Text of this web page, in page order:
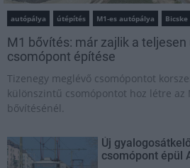
autópálya útépítés M1-es autópálya Bicske
M1 bővítés: már zajlik a teljesen
csomópont építése
Tizenegy meglévő csomópontot
különszintű csomópontot hoz létre az
bővítésénél.
Új
csomópont épül